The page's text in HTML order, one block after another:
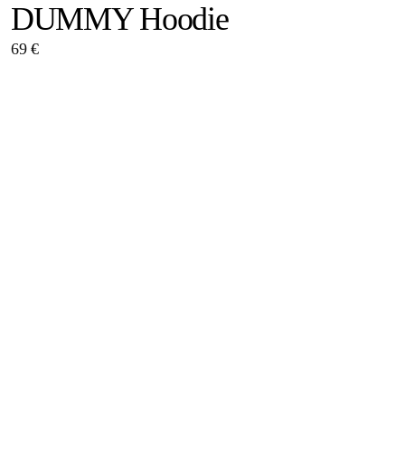
DUMMY Hoodie
69 €